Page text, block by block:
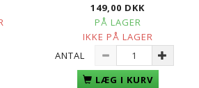
149,00 DKK
PÅ LAGER
IKKE PÅ LAGER
ANTAL
LÆG I KURV